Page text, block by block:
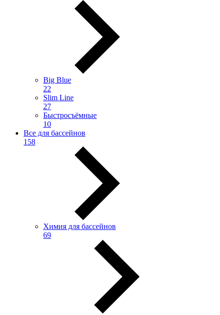
Big Blue
22
Slim Line
27
Быстросъёмные
10
Все для бассейнов
158
Химия для бассейнов
69